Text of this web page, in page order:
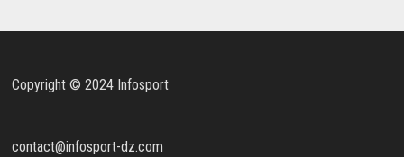
Copyright © 2024 Infosport
contact@infosport-dz.com